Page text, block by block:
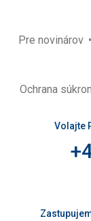
Pre novinárov
Ochrana
Volajte